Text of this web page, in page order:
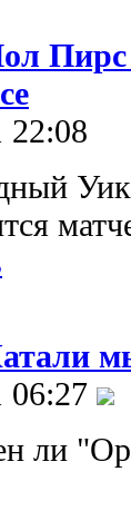
Пирс
22:08
06:27
ли